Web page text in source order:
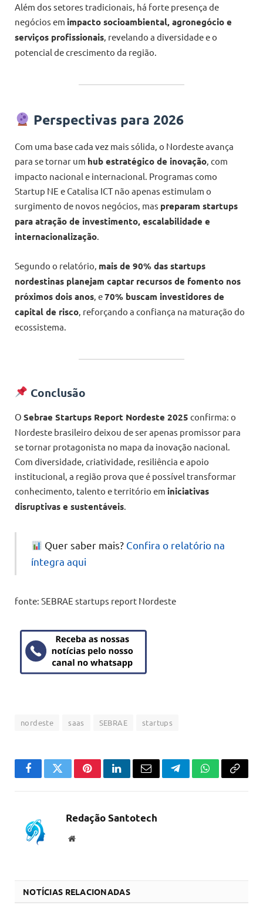
Além dos setores tradicionais, há forte presença de
negócios em impacto socioambiental, agronegócio e
serviços profissionais , revelando a diversidade e o
potencial de crescimento da região.
Perspectivas para 2026
Com uma base cada vez mais sólida, o Nordeste avança
para se tornar um hub estratégico de inovação, com
impacto nacional e internacional. Programas como
Startup NE e Catalisa ICT não apenas estimulam o
surgimento de novos negócios, mas preparam startups
para atração de investimento, escalabilidade e
internacionalização.
Segundo o relatório, mais de 90% das startups
nordestinas planejam captar recursos de fomento nos
próximos dois anos , e70% buscam investidores de
capital de risco , reforçando a confiança na maturação do
ecossistema.
Conclusão
O Sebrae Startups Report Nordeste 2025 confirma: o
Nordeste brasileiro deixou de ser apenas promissor para
se tornar protagonista no mapa da inovação nacional.
Com diversidade, criatividade, resiliência e apoio
institucional, a região prova que é possível transformar
conhecimento, talento e território em iniciativas
disruptivas e sustentáveis.
Quer saber mais? Confira o relatório na
íntegra aqui
fonte: SEBRAE startups report Nordeste
nordeste saas SEBRAE startups
FacebookTwitterPinterestLinkedInEmail TelegramWhatsApp
Copiar
Redação Santotech
Website
NOTÍCIAS RELACIONADAS